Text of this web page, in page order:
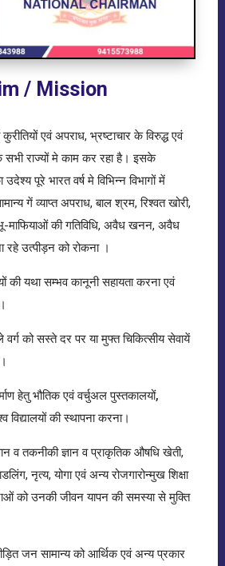
/ Mission
एवं अपराध, भ्रष्टाचार के विरुद्ध एवं
राज्यों मे काम कर रहा है। इसके
पूरे भारत वर्ष मे विभिन्न विभागों में
गें व्याप्त अपराध, बाल श्रम, रिश्वत खोरी,
भू-माफियाओं की गतिविधि, अवैध खनन, अवैध
रहे उत्पीड़न को रोकना ।
की यथा सम्भव कानूनी सहायता करना एवं
को सस्ते दर पर या मुफ्त चिकित्सीय सेवायें
हेतु भौतिक एवं वर्चुअल पुस्तकालयों,
विद्यालयों की स्थापना करना।
व तकनीकी ज्ञान व प्राकृतिक औषधि खेती,
नृत्य, योगा एवं अन्य रोजगारोन्मुख शिक्षा
को उनकी जीवन यापन की समस्या से मुक्ति
जन सामान्य को आर्थिक एवं अन्य प्रकार